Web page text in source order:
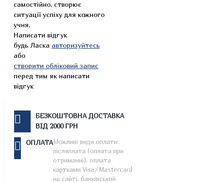
самостійно, створює
ситуації успіху для кожного
учня.
Написати відгук
будь Ласка авторизуйтесь
або
створити обліковий запис
перед тим як написати
відгук
БЕЗКОШТОВНА ДОСТАВКА
ВІД 2000 ГРН
ОПЛАТАМожливі види оплати:
післяплата (оплата при
отриманні), оплата
картками Visa/Mastercard
на сайті, банківський